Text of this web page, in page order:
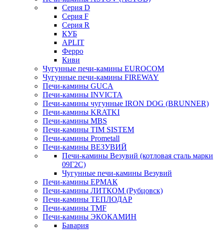
Серия D
Серия F
Серия R
КУБ
APLIT
Ферро
Киви
Чугунные печи-камины EUROCOM
Чугунные печи-камины FIREWAY
Печи-камины GUCA
Печи-камины INVICTA
Печи-камины чугунные IRON DOG (BRUNNER)
Печи-камины KRATKI
Печи-камины MBS
Печи-камины TIM SISTEM
Печи-камины Prometall
Печи-камины ВЕЗУВИЙ
Печи-камины Везувий (котловая сталь марки
09Г2С)
Чугунные печи-камины Везувий
Печи-камины ЕРМАК
Печи-камины ЛИТКОМ (Рубцовск)
Печи-камины ТЕПЛОДАР
Печи-камины TMF
Печи-камины ЭКОКАМИН
Бавария